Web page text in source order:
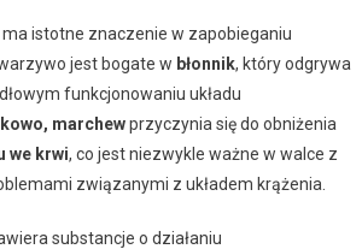
ma istotne znaczenie w zapobieganiu
warzywo jest bogate w błonnik, który odgrywa
funkcjonowaniu układu
marchewprzyczynia się do obniżenia
we krwi, co jest niezwykle ważne w walce z
związanymi z układem krążenia.
substancje o działaniu